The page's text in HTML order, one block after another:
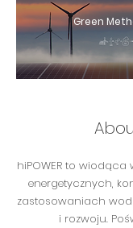
Green Hydrogen for
Green
hiPOWER to
energetycznych,
zastosowaniach
i rozwoju.